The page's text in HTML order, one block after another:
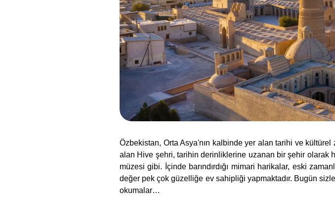
Özbekistan, Orta Asya'nın kalbinde yer alan tarihi ve
alan Hive şehri, tarihin derinliklerine uzanan bir şehir olarak
müzesi gibi. İçinde barındırdığı mimari harikalar, eski
değer pek çok güzelliğe ev sahipliği yapmaktadır. Bugün
okumalar…